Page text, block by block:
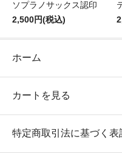
ソプラノサックス認印
2,500円(税込)
ホーム
カートを見る
特定商取引法に基づく表